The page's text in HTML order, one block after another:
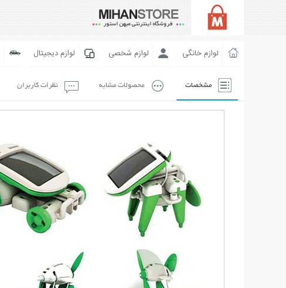
لوازم خانگی لوازم شخصی لوازم دیجیتال
مشخصات محصولات مشابه نظرات کاربران